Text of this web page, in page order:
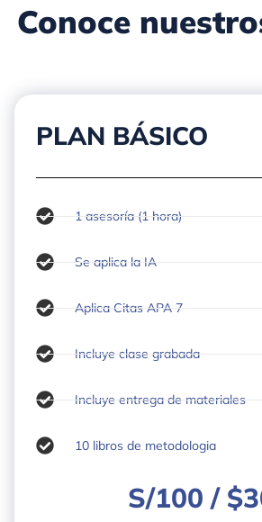
Conoce
PLAN BÁSICO
1 asesoría (1 hora)
Se aplica la IA
Aplica Citas APA 7
Incluye clase grabada
Incluye entrega de materiales
10 libros de metodologia
S/100 /